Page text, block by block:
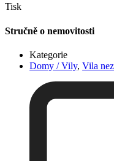
Tisk
Stručně o nemovitosti
Kategorie
Domy / Vily,Vila